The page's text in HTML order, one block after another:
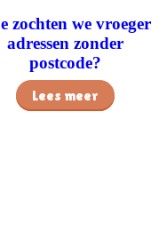
zochten we vroeger
adressen zonder
postcode?
Lees meer